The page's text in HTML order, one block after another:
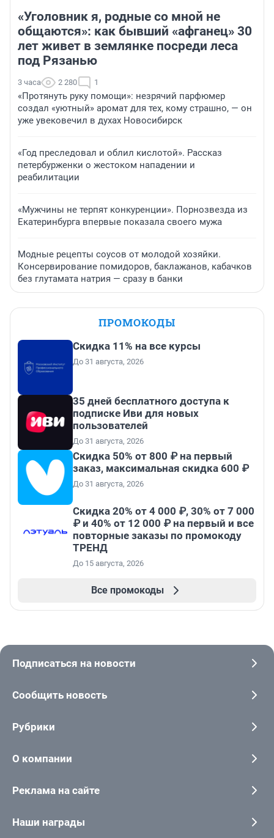
«Уголовник я, родные со мной не
общаются»: как бывший «афганец» 30
лет живет в землянке посреди леса
под Рязанью
3 часа 2 280 1
«Протянуть руку помощи»: незрячий парфюмер
создал «уютный» аромат для тех, кому страшно, — он
уже увековечил в духах Новосибирск
«Год преследовал и облил кислотой». Рассказ
петербурженки о жестоком нападении и
реабилитации
«Мужчины не терпят конкуренции». Порнозвезда из
Екатеринбурга впервые показала своего мужа
Модные рецепты соусов от молодой хозяйки.
Консервирование помидоров, баклажанов, кабачков
без глутамата натрия — сразу в банки
ПРОМОКОДЫ
Скидка 11% на все курсы
До 31 августа, 2026
35 дней бесплатного доступа к
подписке Иви для новых
пользователей
До 31 августа, 2026
Скидка 50% от 800 ₽ на первый
заказ, максимальная скидка 600 ₽
До 31 августа, 2026
Скидка 20% от 4 000 ₽, 30% от 7 000
₽ и 40% от 12 000 ₽ на первый и все
повторные заказы по промокоду
ТРЕНД
До 15 августа, 2026
Все промокоды
Подписаться на новости
Сообщить новость
Рубрики
О компании
Реклама на сайте
Наши награды